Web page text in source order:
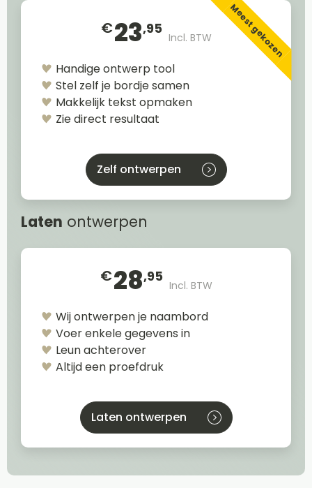
€23,95
Incl. BTW Meest gekozen
Handige ontwerp tool
Stel zelf je bordje samen
Makkelijk tekst opmaken
Zie direct resultaat
Zelf ontwerpen
Laten ontwerpen
€28,95
Incl. BTW
Wij ontwerpen je naambord
Voer enkele gegevens in
Leun achterover
Altijd een proefdruk
Laten ontwerpen